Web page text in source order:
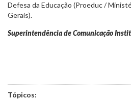
Defesa da Educação (Proeduc /
Gerais).
Superintendência de Comunicação
Tópicos: